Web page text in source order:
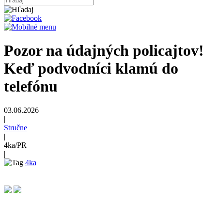
Pozor na údajných policajtov!
Keď podvodníci klamú do
telefónu
03.06.2026
|
Stručne
|
4ka/PR
|
4ka